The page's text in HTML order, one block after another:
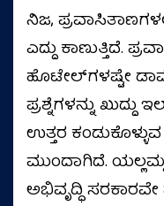
ನಿಜ,
ಎದ್ದು ಕಾಣುತ್ತಿದೆ.
ಹೊಟೇಲ್‌ಗಳಷ್ಟೇ
ಪ್ರಶ್ನೆಗಳನ್ನು
ಉತ್ತರ
ಮುಂದಾಗಿದೆ.
ಅಭಿವೃದ್ಧಿ ಸರಕಾರವೇ